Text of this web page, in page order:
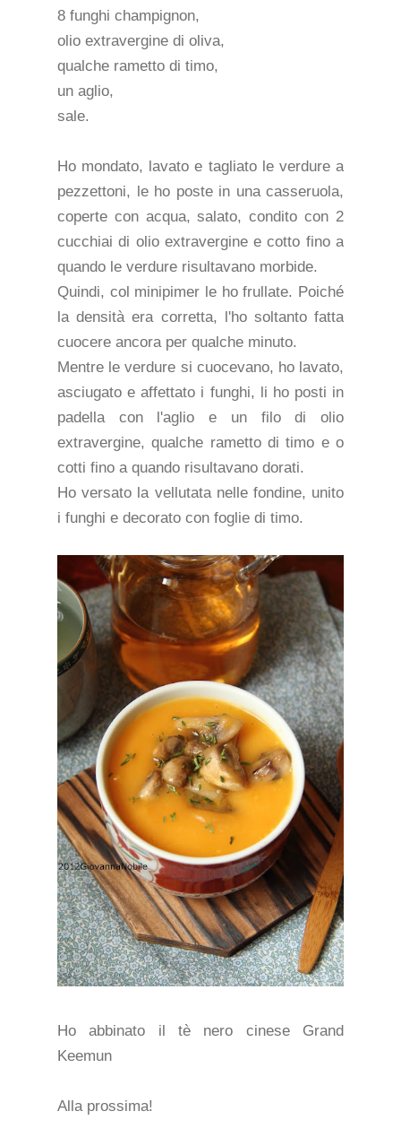
8 funghi champignon,
olio extravergine di oliva,
qualche rametto di timo,
un aglio,
sale.
Ho mondato, lavato e tagliato le verdure a
pezzettoni, le ho poste in una casseruola,
coperte con acqua, salato, condito con 2
cucchiai di olio extravergine e cotto fino a
quando le verdure risultavano morbide.
Quindi, col minipimer le ho frullate. Poiché
la densità era corretta, l'ho soltanto fatta
cuocere ancora per qualche minuto.
Mentre le verdure si cuocevano, ho lavato,
asciugato e affettato i funghi, li ho posti in
padella con l'aglio e un filo di olio
extravergine, qualche rametto di timo e o
cotti fino a quando risultavano dorati.
Ho versato la vellutata nelle fondine, unito
i funghi e decorato con foglie di timo.
Ho abbinato il tè nero cinese Grand
Keemun
Alla prossima!